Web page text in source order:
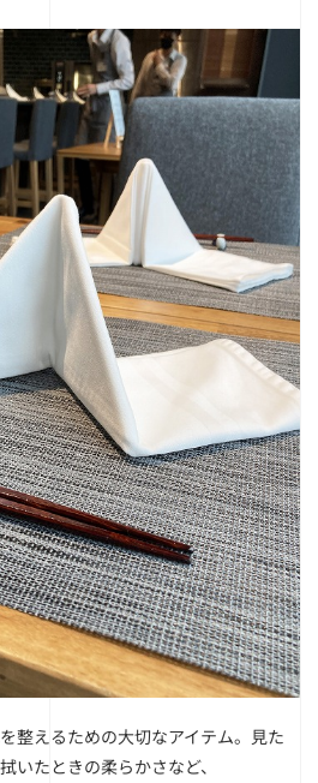
整えるための大切なアイテム。 見た
いたときの柔らかさなど、